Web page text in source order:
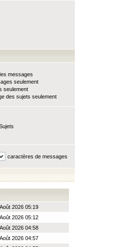
messages
seulement
seulement
des sujets seulement
caractères de messages
2026 05:19
2026 05:12
2026 04:58
2026 04:57